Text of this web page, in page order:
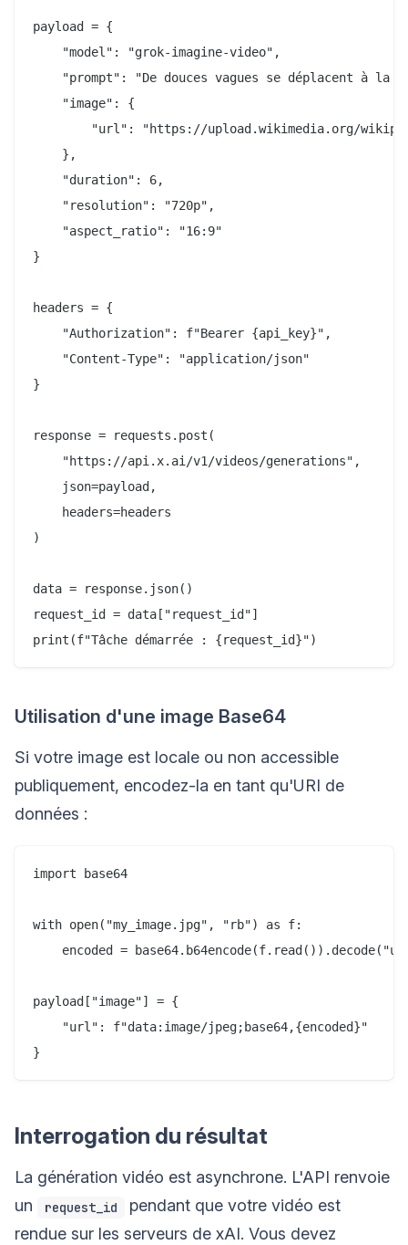
payload = {
    "model": "grok-imagine-video",
"prompt": "De douces vagues se déplacent à la
    "image": {
"url": "https://upload.wikimedia.org/
    },
    "duration": 6,
    "resolution": "720p",
    "aspect_ratio": "16:9"
}
headers = {
    "Authorization": f"Bearer {api_key}",
    "Content-Type": "application/json"
}
response = requests.post(
    "https://api.x.ai/v1/videos/generations",
    json=payload,
    headers=headers
)
data = response.json()
request_id = data["request_id"]
Utilisation d'une image Base64
Si votre image est locale ou non accessible
publiquement, encodez-la en tant qu'URI de
données :
import base64
with open("my_image.jpg", "rb") as f:
encoded =
payload["image"] = {
    "url": f"data:image/jpeg;base64,{encoded}"
Interrogation du résultat
La génération vidéo est asynchrone. L'API renvoie
un
request_id
pendant que votre vidéo est
rendue sur les serveurs de xAI. Vous devez